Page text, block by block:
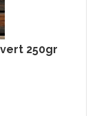
250gr